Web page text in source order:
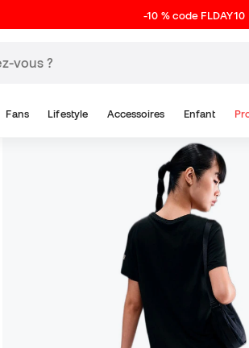
-10 % code FLDAY10
Fans Lifestyle Accessoires Enfant